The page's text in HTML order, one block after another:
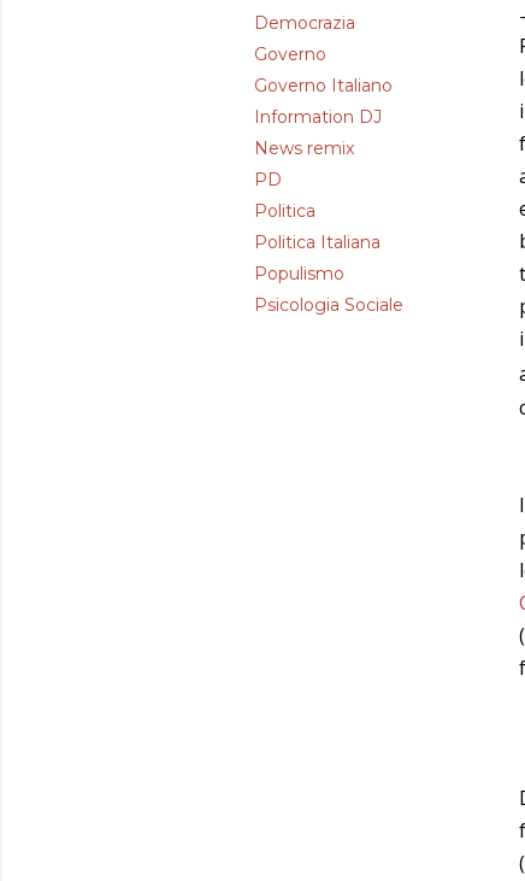
Democrazia
Governo
Governo Italiano
Information DJ
News remix
PD
Politica
Politica Italiana
Populismo
Psicologia Sociale
(
(